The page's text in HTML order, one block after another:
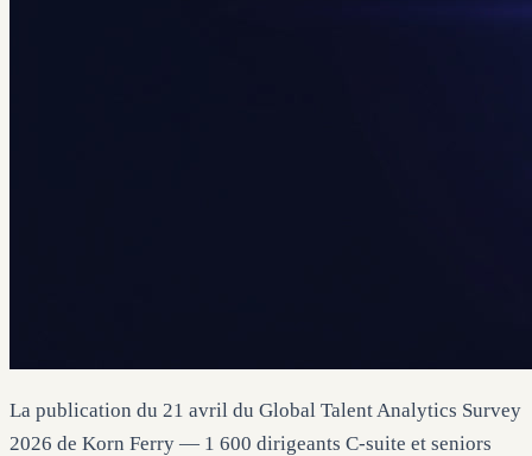
La publication du 21 avril du Global Talent Analytics Survey
2026 de Korn Ferry — 1 600 dirigeants C-suite et seniors